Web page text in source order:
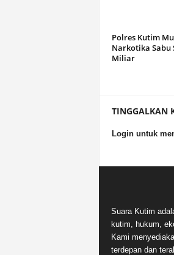
Polres Kutim
Narkotika Sabu
Miliar
TINGGALKAN
Login untuk
Suara Kutim
kutim, hukum,
Kami
terdepan dan